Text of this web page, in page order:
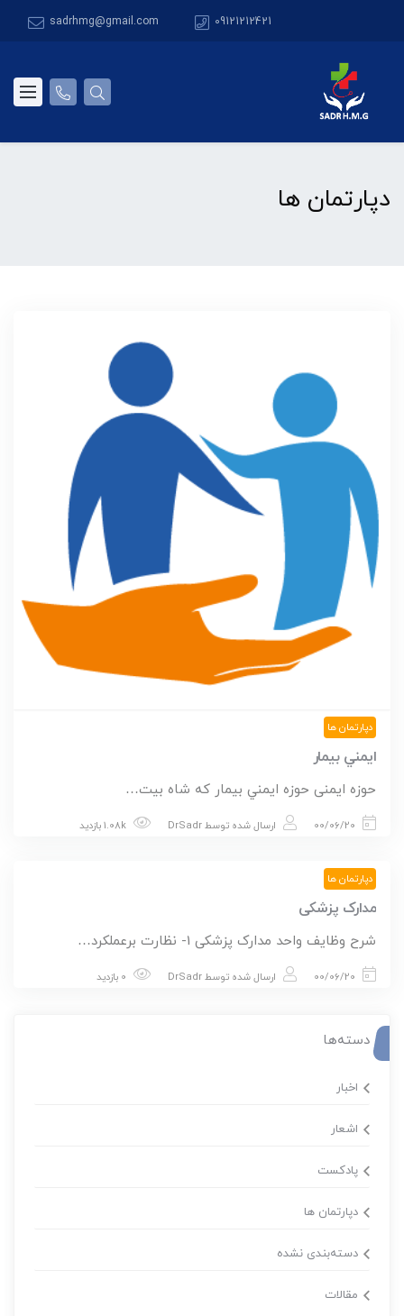
09121212421
sadrhmg@gmail.com
دپارتمان ها
دپارتمان ها
ايمني بيمار
حوزه ایمنی​ حوزه ايمني بيمار كه شاه بيت…
00/06/20 ارسال شده توسطDrSadr
دپارتمان ها
مدارک پزشکی
شرح وظایف واحد مدارک پزشکی 1- نظارت برعملكرد…
00/06/20 ارسال شده توسطDrSadr
دسته‌ها
اخبار
اشعار
پادکست
دپارتمان ها
دسته‌بندی نشده
مقالات